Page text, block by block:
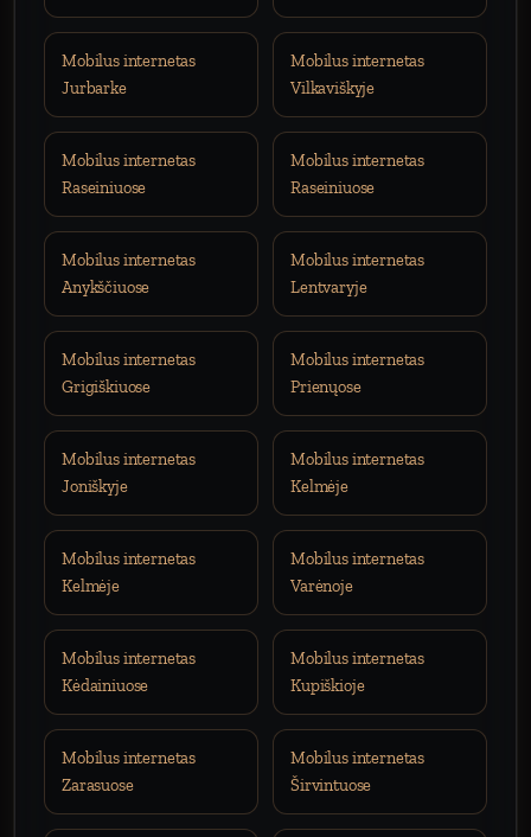
Mobilus internetas
Jurbarke
Mobilus internetas
Vilkaviškyje
Mobilus internetas
Raseiniuose
Mobilus internetas
Raseiniuose
Mobilus internetas
Anykščiuose
Mobilus internetas
Lentvaryje
Mobilus internetas
Grigiškiuose
Mobilus internetas
Prienųose
Mobilus internetas
Joniškyje
Mobilus internetas
Kelmėje
Mobilus internetas
Kelmėje
Mobilus internetas
Varėnoje
Mobilus internetas
Kėdainiuose
Mobilus internetas
Kupiškioje
Mobilus internetas
Zarasuose
Mobilus internetas
Širvintuose